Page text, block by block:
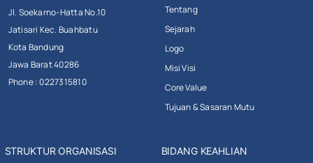
Jl. Soekarno-Hatta No.10
Jatisari Kec. Buahbatu
Kota Bandung
Jawa Barat 40286
Phone : 0227315810
Tentang
Sejarah
Logo
Misi Visi
Core Value
Tujuan & Sasaran Mutu
STRUKTUR ORGANISASI
BIDANG KEAHLIAN